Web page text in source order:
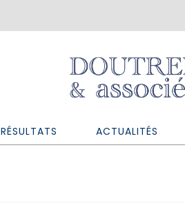
RÉSULTATS ACTUALITÉS